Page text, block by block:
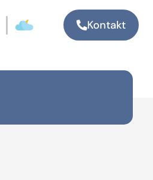
Kontakt